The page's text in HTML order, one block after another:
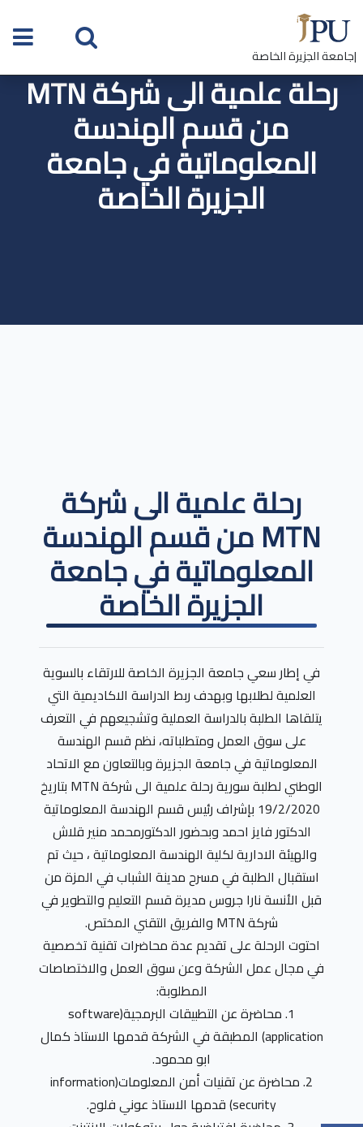
|جامعة الجزيرة الخاصة
رحلة علمية الى شركة MTN
من قسم الهندسة
المعلوماتية في جامعة
الجزيرة الخاصة
رحلة علمية الى شركة
MTN من قسم الهندسة
المعلوماتية في جامعة
الجزيرة الخاصة
في إطار سعي جامعة الجزيرة الخاصة للارتقاء بالسوية
العلمية لطلابها وبهدف ربط الدراسة الاكاديمية التي
يتلقاها الطلبة بالدراسة العملية وتشجيعهم في التعرف
على سوق العمل ومتطلباته، نظم قسم الهندسة
المعلوماتية في جامعة الجزيرة وبالتعاون مع الاتحاد
الوطني لطلبة سورية رحلة علمية الى شركة MTN بتاريخ
19/2/2020 بإشراف رئيس قسم الهندسة المعلوماتية
الدكتور فايز احمد وبحضور الدكتورمحمد منير قلاش
والهيئة الادارية لكلية الهندسة المعلوماتية ، حيث تم
استقبال الطلبة في مسرح مدينة الشباب في المزة من
قبل الأنسة نارا جروس مديرة قسم التعليم والتطوير في
شركة MTN والفريق التقني المختص.
احتوت الرحلة على تقديم عدة محاضرات تقنية تخصصية
في مجال عمل الشركة وعن سوق العمل والاختصاصات
المطلوبة:
1. محاضرة عن التطبيقات البرمجية(software
application) المطبقة في الشركة قدمها الاستاذ كمال
ابو محمود.
2. محاضرة عن تقنيات أمن المعلومات(information
security) قدمها الاستاذ عوني فلوح.